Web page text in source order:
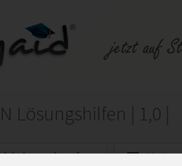
Lösungshilfen | 1,0 |
verkaufen